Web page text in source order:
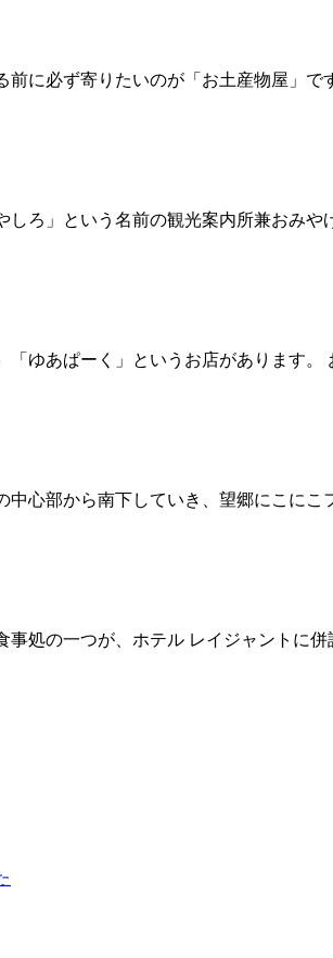
に必ず寄りたいのが「お土産物屋」
ろ」という名前の観光案内所兼おみ
ゆあぱーく」というお店があります
心部から南下していき、望郷にこに
処の一つが、ホテル レイジャントに